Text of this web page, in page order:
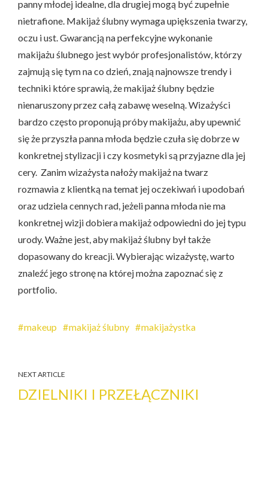
panny młodej idealne, dla drugiej mogą być zupełnie
nietrafione. Makijaż ślubny wymaga upiększenia twarzy,
oczu i ust. Gwarancją na perfekcyjne wykonanie
makijażu ślubnego jest wybór profesjonalistów, którzy
zajmują się tym na co dzień, znają najnowsze trendy i
techniki które sprawią, że makijaż ślubny będzie
nienaruszony przez całą zabawę weselną. Wizażyści
bardzo często proponują próby makijażu, aby upewnić
się że przyszła panna młoda będzie czuła się dobrze w
konkretnej stylizacji i czy kosmetyki są przyjazne dla jej
cery. Zanim wizażysta nałoży makijaż na twarz
rozmawia z klientką na temat jej oczekiwań i upodobań
oraz udziela cennych rad, jeżeli panna młoda nie ma
konkretnej wizji dobiera makijaż odpowiedni do jej typu
urody. Ważne jest, aby makijaż ślubny był także
dopasowany do kreacji. Wybierając wizażystę, warto
znaleźć jego stronę na której można zapoznać się z
portfolio.
makeup makijaż ślubny makijażystka
NEXT ARTICLE
DZIELNIKI I PRZEŁĄCZNIKI